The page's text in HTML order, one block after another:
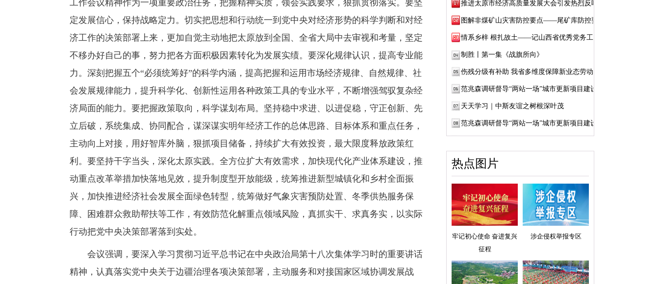
工作会议精神作为一项重要政治任务，把握精神实质，领会实践要求，狠抓贯彻落实。要坚
定发展信心，保持战略定力。切实把思想和行动统一到党中央对经济形势的科学判断和对经
济工作的决策部署上来，更加自觉主动地把太原放到全国、全省大局中去审视和考量，坚定
不移办好自己的事，努力把各方面积极因素转化为发展实绩。要深化规律认识，提高专业能
力。深刻把握五个“必须统筹好”的科学内涵，提高把握和运用市场经济规律、自然规律、社
会发展规律能力，提升科学化、创新性运用各种政策工具的专业水平，不断增强驾驭复杂经
济局面的能力。要把握政策取向，科学谋划布局。坚持稳中求进、以进促稳，守正创新、先
立后破，系统集成、协同配合，谋深谋实明年经济工作的总体思路、目标体系和重点任务，
主动向上对接，用好智库外脑，狠抓项目储备，持续扩大有效投资，最大限度释放政策红
利。要坚持干字当头，深化太原实践。全方位扩大有效需求，加快现代化产业体系建设，推
动重点改革举措加快落地见效，提升制度型开放能级，统筹推进新型城镇化和乡村全面振
兴，加快推进经济社会发展全面绿色转型，统筹做好气象灾害预防处置、冬季供热服务保
障、困难群众救助帮扶等工作，有效防范化解重点领域风险，真抓实干、求真务实，以实际
行动把党中央决策部署落到实处。
会议强调，要深入学习贯彻习近平总书记在中央政治局第十八次集体学习时的重要讲话
精神，认真落实党中央关于边疆治理各项决策部署，主动服务和对接国家区域协调发展战
推进太原市经济高质量发展大会引发热烈反响
图解非煤矿山灾害防控要点——尾矿库防控要点
情系乡梓 根扎故土——记山西省优秀党务工作...
制胜丨第一集《战旗所向》
伤残分级有补助 我省多维度保障新业态劳动者...
范兆森调研督导“两站一场”城市更新项目建设
天天学习｜中斯友谊之树根深叶茂
范兆森调研督导“两站一场”城市更新项目建设
热点图片
牢记初心使命 奋进复兴
征程
涉企侵权举报专区